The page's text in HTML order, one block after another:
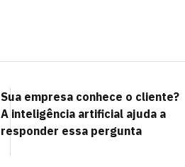
Sua empresa conhece o cliente?
A inteligência artificial ajuda a
responder essa pergunta